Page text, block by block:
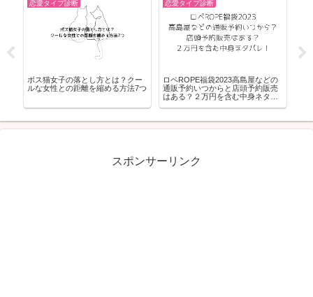
恋愛タイプ診断
ボス猫女子の落とし方とは？クー
ルな女性との距離を縮める方法7つ
恋愛タイプ診断
ロペROPE福袋2023高島屋などの
通販予約いつからと店頭予約販売
はある？２万円を含む中身ネタバ
スポンサーリンク